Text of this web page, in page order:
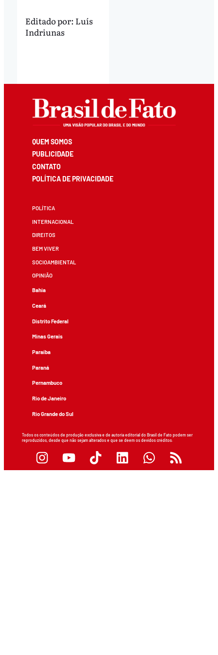
Editado por: Luís
Indriunas
QUEM SOMOS
PUBLICIDADE
CONTATO
POLÍTICA DE PRIVACIDADE
POLÍTICA
INTERNACIONAL
DIREITOS
BEM VIVER
SOCIOAMBIENTAL
OPINIÃO
Bahia
Ceará
Distrito Federal
Minas Gerais
Paraíba
Paraná
Pernambuco
Rio de Janeiro
Rio Grande do Sul
Todos os conteúdos de produção exclusiva e de autoria editorial do Brasil de Fato podem ser
reproduzidos, desde que não sejam alterados e que se deem os devidos créditos.